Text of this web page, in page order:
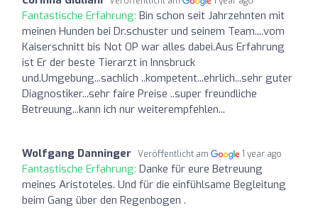
Fantastische Erfahrung: Bin schon seit Jahrzehnten mit
meinen Hunden bei Dr.schuster und seinem Team....vom
Kaiserschnitt bis Not OP war alles dabei.Aus Erfahrung
ist Er der beste Tierarzt in Innsbruck
und.Umgebung...sachlich ..kompetent...ehrlich...sehr guter
Diagnostiker...sehr faire Preise ..super freundliche
Betreuung...kann ich nur weiterempfehlen...
Wolfgang Danninger Veröffentlicht am 1 year ago
Fantastische Erfahrung: Danke für eure Betreuung
meines Aristoteles. Und für die einfühlsame Begleitung
beim Gang über den Regenbogen .